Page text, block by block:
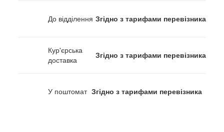
До відділення Згідно з тарифами перевізника
Кур'єрська
доставка
Згідно з тарифами перевізника
У поштомат Згідно з тарифами перевізника